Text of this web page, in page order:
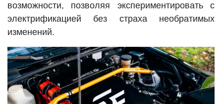
возможности, позволяя экспериментировать с
электрификацией без страха необратимых
изменений.